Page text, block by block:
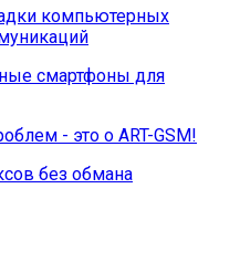
компьютерных
смартфоны для
- это о ART-GSM!
без обмана